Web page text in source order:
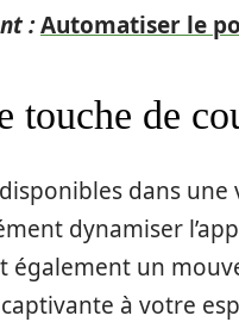
:Automatiser le
touche de
dans
dynamiser
également un
à votre